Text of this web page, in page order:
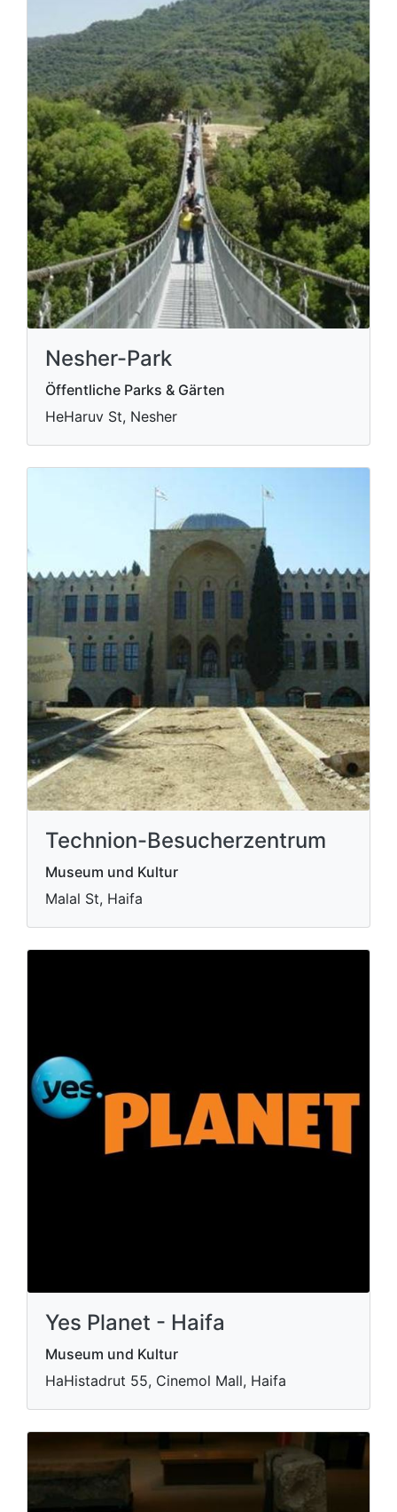
Nesher-Park
Öffentliche Parks & Gärten
HeHaruv St, Nesher
Technion-Besucherzentrum
Museum und Kultur
Malal St, Haifa
Yes Planet - Haifa
Museum und Kultur
HaHistadrut 55, Cinemol Mall, Haifa